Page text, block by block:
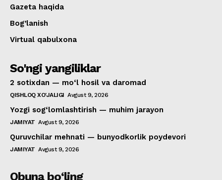
Gazeta haqida
Bog’lanish
Virtual qabulxona
So'ngi yangiliklar
2 sotixdan — mo‘l hosil va daromad
QISHLOQ XO'JALIGI Avgust 9, 2026
Yozgi sog‘lomlashtirish — muhim jarayon
JAMIYAT Avgust 9, 2026
Quruvchilar mehnati — bunyodkorlik poydevori
JAMIYAT Avgust 9, 2026
Obuna bo‘ling